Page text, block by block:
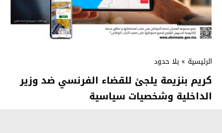
الرئيسية » بلا حدود
كريم بنزيمة يلجئ للقضاء الفرنسي ضد وزير
الداخلية وشخصيات سياسية